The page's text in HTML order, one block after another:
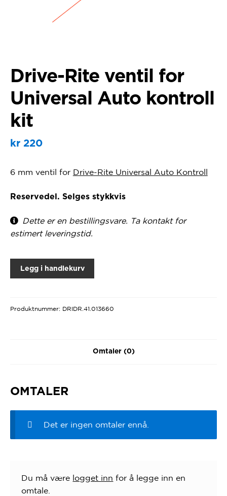
Drive-Rite ventil for
Universal Auto kontroll
kit
kr220
6 mm ventil for Drive-Rite Universal Auto Kontroll
Reservedel. Selges stykkvis
Dette er en bestillingsvare. Ta kontakt for
estimert leveringstid.
Legg i handlekurv
Produktnummer: DRIDR.41.013660
Omtaler (0)
OMTALER
Det er ingen omtaler ennå.
Du må være logget inn for å legge inn en
omtale.